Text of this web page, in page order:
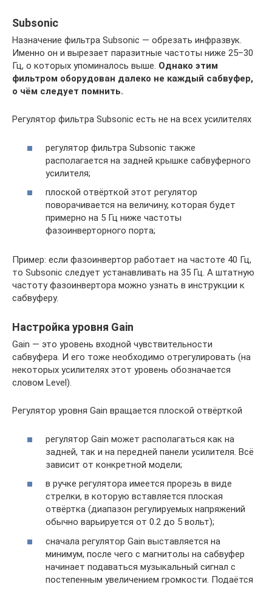
Subsonic
Назначение фильтра Subsonic — обрезать инфразвук.
Именно он и вырезает паразитные частоты ниже 25–30
Гц, о которых упоминалось выше. Однако этим
фильтром оборудован далеко не каждый сабвуфер,
о чём следует помнить.
Регулятор фильтра Subsonic есть не на всех усилителях
регулятор фильтра Subsonic также
располагается на задней крышке сабвуферного
усилителя;
плоской отвёрткой этот регулятор
поворачивается на величину, которая будет
примерно на 5 Гц ниже частоты
фазоинверторного порта;
Пример: если фазоинвертор работает на частоте 40 Гц,
то Subsonic следует устанавливать на 35 Гц. А штатную
частоту фазоинвертора можно узнать в инструкции к
сабвуферу.
Настройка уровня Gain
Gain — это уровень входной чувствительности
сабвуфера. И его тоже необходимо отрегулировать (на
некоторых усилителях этот уровень обозначается
словом Level).
Регулятор уровня Gain вращается плоской отвёрткой
регулятор Gain может располагаться как на
задней, так и на передней панели усилителя. Всё
зависит от конкретной модели;
в ручке регулятора имеется прорезь в виде
стрелки, в которую вставляется плоская
отвёртка (диапазон регулируемых напряжений
обычно варьируется от 0.2 до 5 вольт);
сначала регулятор Gain выставляется на
минимум, после чего с магнитолы на сабвуфер
начинает подаваться музыкальный сигнал с
постепенным увеличением громкости. Подаётся